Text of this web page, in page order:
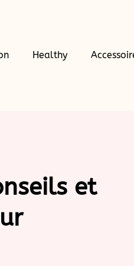
Healthy
et